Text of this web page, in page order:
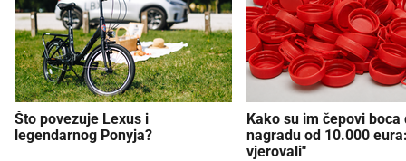
Što povezuje Lexus i
legendarnog Ponyja?
Kako su im čepovi boca
nagradu od 10.000
vjerovali"